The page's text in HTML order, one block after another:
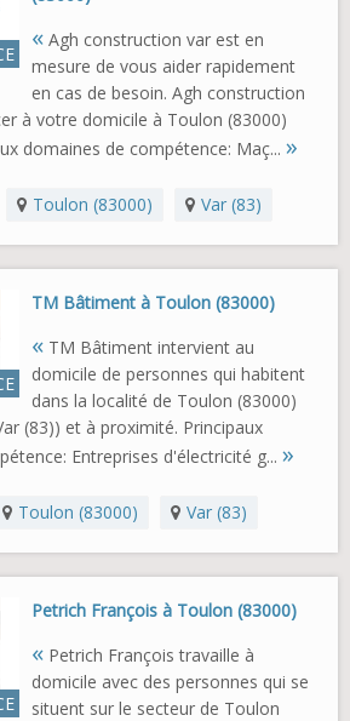
« Agh construction var est en
mesure de vous aider rapidement
en cas de besoin. Agh construction
à votre domicile à Toulon (83000)
domaines de compétence: Maç... »
Toulon (83000) Var (83)
TM Bâtiment à Toulon (83000)
« TM Bâtiment intervient au
domicile de personnes qui habitent
dans la localité de Toulon (83000)
(83)) et à proximité. Principaux
Entreprises d'électricité g... »
Toulon (83000) Var (83)
Petrich François à Toulon (83000)
« Petrich François travaille à
domicile avec des personnes qui se
situent sur le secteur de Toulon